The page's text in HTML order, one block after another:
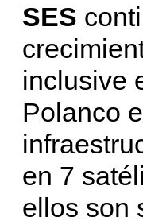
SES
inclusive
Polanco
en 7
ellos son